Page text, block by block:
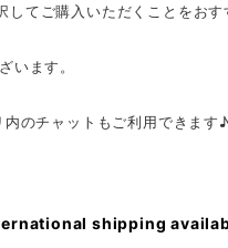
てご購入いただくことをお
います。
のチャットもご利用できます♪
shipping